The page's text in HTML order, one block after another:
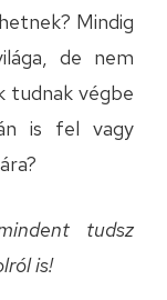
Mindig
de nem
tudnak végbe
is fel vagy
tudsz
is!